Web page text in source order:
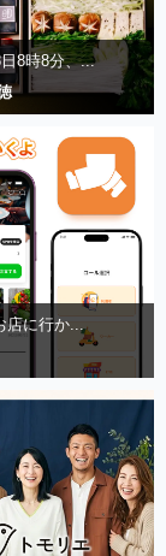
8時8分、...
店に行か...